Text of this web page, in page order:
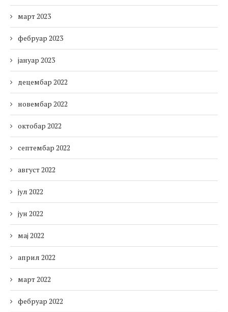
март 2023
фебруар 2023
јануар 2023
децембар 2022
новембар 2022
октобар 2022
септембар 2022
август 2022
јул 2022
јун 2022
мај 2022
април 2022
март 2022
фебруар 2022